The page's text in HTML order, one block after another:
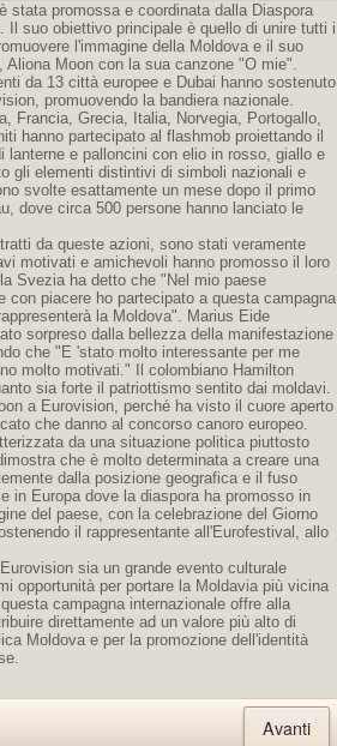
stata promossa e coordinata dalla Diaspora
Il suo obiettivo principale è quello di unire tutti i
l'immagine della Moldova e il suo
Aliona Moon con la sua canzone "O mie".
da 13 città europee e Dubai hanno sostenuto
promuovendo la bandiera nazionale.
Francia, Grecia, Italia, Norvegia, Portogallo,
hanno partecipato al flashmob proiettando il
lanterne e palloncini con elio in rosso, giallo e
gli elementi distintivi di simboli nazionali e
svolte esattamente un mese dopo il primo
dove circa 500 persone hanno lanciato le
da queste azioni, sono stati veramente
motivati ​​e amichevoli hanno promosso il loro
Svezia ha detto che "Nel mio paese
con piacere ho partecipato a questa campagna
la Moldova". Marius Eide
sorpreso dalla bellezza della manifestazione
che "E 'stato molto interessante per me
molto motivati." Il colombiano Hamilton
sia forte il patriottismo sentito dai moldavi.
a Eurovision, perché ha visto il cuore aperto
che danno al concorso canoro europeo.
da una situazione politica piuttosto
che è molto determinata a creare una
dalla posizione geografica e il fuso
in Europa dove la diaspora ha promosso in
del paese, con la celebrazione del Giorno
il rappresentante all'Eurofestival, allo
sia un grande evento culturale
opportunità per portare la Moldavia più vicina
campagna internazionale offre alla
direttamente ad un valore più alto di
Moldova e per la promozione dell'identità
Avanti